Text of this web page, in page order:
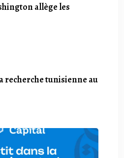
allège les
recherche tunisienne au